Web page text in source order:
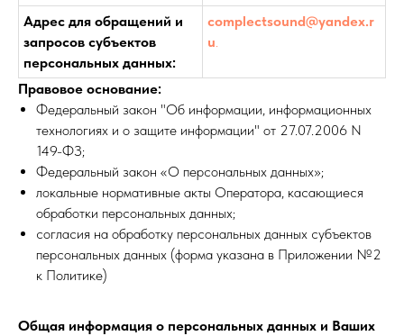
Адрес для обращений и
запросов субъектов
персональных данных:
complectsound@yandex.r
u.
Правовое основание:
Федеральный закон "Об информации, информационных
технологиях и о защите информации" от 27.07.2006 N
149-ФЗ;
Федеральный закон «О персональных данных»;
локальные нормативные акты Оператора, касающиеся
обработки персональных данных;
согласия на обработку персональных данных субъектов
персональных данных (форма указана в Приложении №2
к Политике)
Общая информация о персональных данных и Ваших